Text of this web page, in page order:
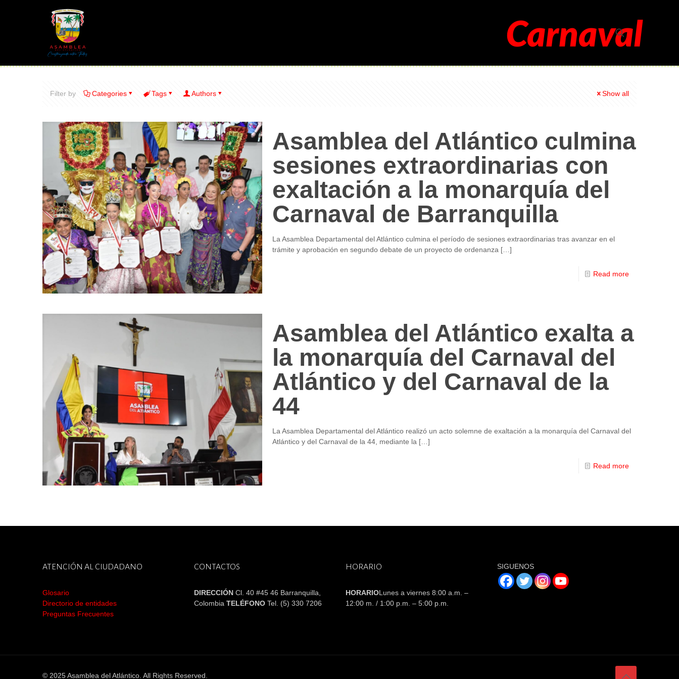
Carnaval
Filter by Categories Tags Authors Show all
Asamblea del Atlántico culmina
sesiones extraordinarias con
exaltación a la monarquía del
Carnaval de Barranquilla
La Asamblea Departamental del Atlántico culmina el período de sesiones extraordinarias tras avanzar en el
trámite y aprobación en segundo debate de un proyecto de ordenanza […]
Read more
Asamblea del Atlántico exalta a
la monarquía del Carnaval del
Atlántico y del Carnaval de la
44
La Asamblea Departamental del Atlántico realizó un acto solemne de exaltación a la monarquía del Carnaval del
Atlántico y del Carnaval de la 44, mediante la […]
Read more
ATENCIÓN AL CIUDADANO
Glosario
Directorio de entidades
Preguntas Frecuentes
CONTACTOS
DIRECCIÓN Cl. 40 #45 46 Barranquilla,
Colombia TELÉFONO Tel. (5) 330 7206
HORARIO
HORARIOLunes a viernes 8:00 a.m. –
12:00 m. / 1:00 p.m. – 5:00 p.m.
SIGUENOS
© 2025 Asamblea del Atlántico. All Rights Reserved.